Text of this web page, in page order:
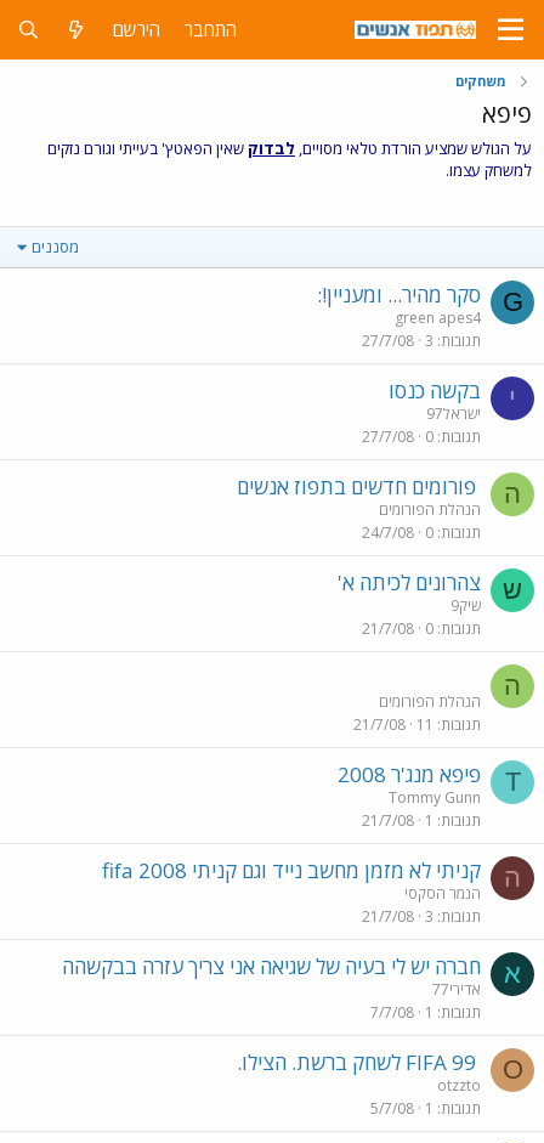
התחבר הירשם
משחקים
פיפא
על הגולש שמציע הורדת טלאי מסויים, לבדוק שאין הפאטץ' בעייתי וגורם נזקים
למשחק עצמו.
מסננים
G סקר מהיר... ומעניין!:
green apes4
תגובות 3
27/7/08
י בקשה כנסו
ישראל97
תגובות 0
27/7/08
ה פורומים חדשים בתפוז אנשים
הנהלת הפורומים
תגובות 0
24/7/08
ש צהרונים לכיתה א'
שיק9
תגובות 0
21/7/08
ה
הנהלת הפורומים
תגובות 11
21/7/08
T פיפא מנג'ר 2008
Tommy Gunn
תגובות 1
21/7/08
ה קניתי לא מזמן מחשב נייד וגם קניתי fifa 2008
הנמר הסקסי
תגובות 3
21/7/08
א חברה יש לי בעיה של שגיאה אני צריך עזרה בבקשהה
אדירי77
תגובות 1
7/7/08
O
otzzto
תגובות 1
5/7/08